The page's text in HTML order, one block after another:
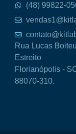
(48) 99822-
Rua Lucas
Estreito
Florianópolis -
88070-310.